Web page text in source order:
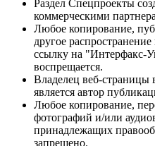
Раздел Спецпроекты
коммерческими
Любое копирование,
другое
ссылку на "Интерфакс-
воспрещается.
Владелец веб-страницы
является автор
Любое копирование,
фотографий и/или
принадлежащих
запрещено.